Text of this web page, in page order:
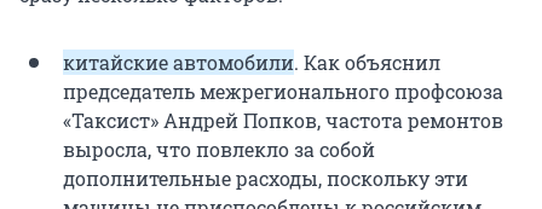
китайские автомобили. Как объяснил
председатель межрегионального профсоюза
«Таксист» Андрей Попков, частота ремонтов
выросла, что повлекло за собой
дополнительные расходы, поскольку эти